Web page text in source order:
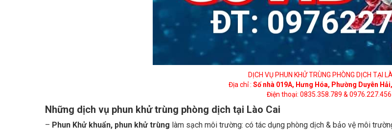
DỊCH VỤ PHUN KHỬ TRÙNG PHÒNG DỊCH TẠI
Số nhà 019A, Hưng Hóa, Phường Duyên
Điện thoại: 0835.358.789 & 0976.227.456
Những dịch vụ phun khử trùng phòng dịch tại Lào Cai
– Phun Khử khuẩn, phun khử trùnglàm sạch môi trường: có tác dụng phòng dịch & bảo vệ môi
khu vui chơi,…